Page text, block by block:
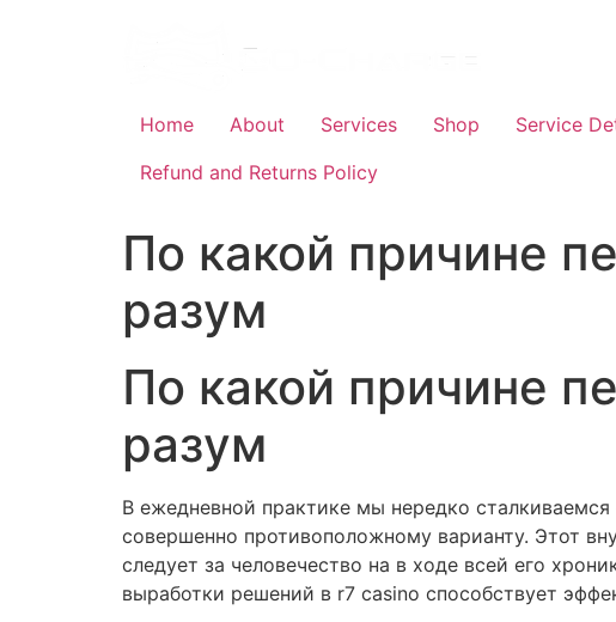
Home About Services Shop Service
Refund and Returns Policy
По какой причине
разум
По какой причине
разум
В ежедневной практике мы нередко
совершенно противоположному варианту. Этот
следует за человечество на в ходе всей его
выработки решений в r7 casino способствует